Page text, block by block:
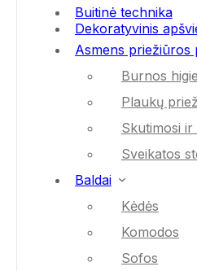
Buitinė technika
Dekoratyvinis
Asmens priežiūros
Burnos
Plaukų
Skutimosi ir
Sveikatos
Baldai
Kėdės
Komodos
Sofos